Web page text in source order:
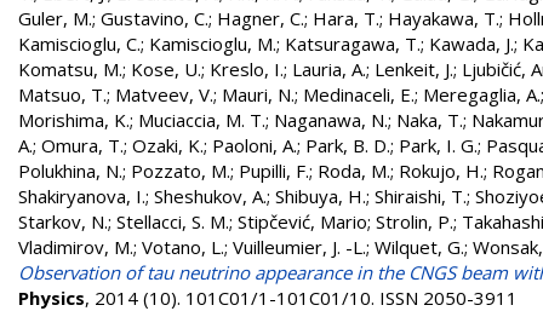
Guler, M.; Gustavino, C.; Hagner, C.; Hara, T.; Hayakawa, T.;
Kamiscioglu, C.; Kamiscioglu, M.; Katsuragawa, T.; Kawada, J.;
Komatsu, M.; Kose, U.; Kreslo, I.; Lauria, A.; Lenkeit, J.; Ljubičić,
Matsuo, T.; Matveev, V.; Mauri, N.; Medinaceli, E.; Meregaglia, A.
Morishima, K.; Muciaccia, M. T.; Naganawa, N.; Naka, T.;
A.; Omura, T.; Ozaki, K.; Paoloni, A.; Park, B. D.; Park, I. G.;
Polukhina, N.; Pozzato, M.; Pupilli, F.; Roda, M.; Rokujo, H.;
Shakiryanova, I.; Sheshukov, A.; Shibuya, H.; Shiraishi, T.;
Starkov, N.; Stellacci, S. M.; Stipčević, Mario; Strolin, P.;
Vladimirov, M.; Votano, L.; Vuilleumier, J. -L.; Wilquet, G.;
Observation of tau neutrino appearance in the CNGS beam
Physics, 2014 (10). 101C01/1-101C01/10. ISSN 2050-3911